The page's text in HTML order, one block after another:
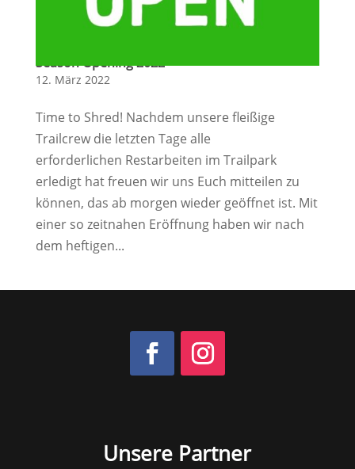
Season Opening 2022
12. März 2022
Time to Shred! Nachdem unsere fleißige
Trailcrew die letzten Tage alle
erforderlichen Restarbeiten im Trailpark
erledigt hat freuen wir uns Euch mitteilen zu
können, das ab morgen wieder geöffnet ist. Mit
einer so zeitnahen Eröffnung haben wir nach
dem heftigen...
Unsere Partner